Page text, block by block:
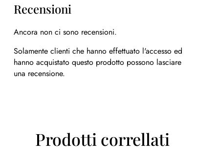
Recensioni
Ancora non ci sono recensioni.
Solamente clienti che hanno effettuato l'accesso ed
hanno acquistato questo prodotto possono lasciare
una recensione.
Prodotti correllati